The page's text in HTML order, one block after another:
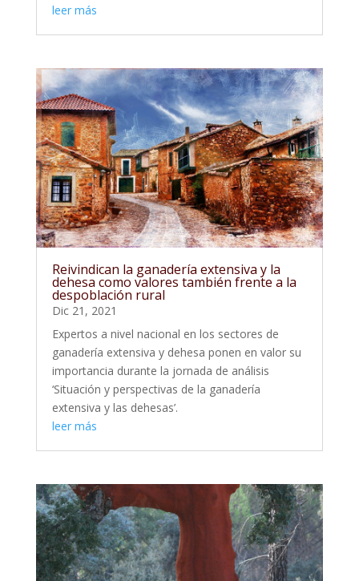
leer más
Reivindican la ganadería extensiva y la
dehesa como valores también frente a la
despoblación rural
Dic 21, 2021
Expertos a nivel nacional en los sectores de
ganadería extensiva y dehesa ponen en valor su
importancia durante la jornada de análisis
‘Situación y perspectivas de la ganadería
extensiva y las dehesas’.
leer más